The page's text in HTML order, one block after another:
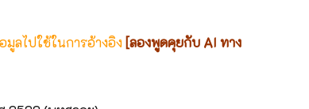
ลไปใช้ในการอ้างอิง [ลองพูดคุยกับ AI ทาง